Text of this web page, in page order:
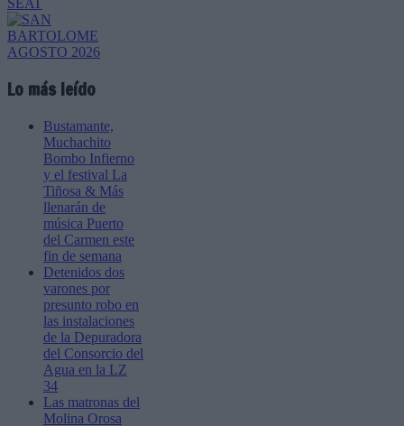
Lo más leído
Bustamante,
Muchachito
Bombo Infierno
y el festival La
Tiñosa & Más
llenarán de
música Puerto
del Carmen este
fin de semana
Detenidos dos
varones por
presunto robo en
las instalaciones
de la Depuradora
del Consorcio del
Agua en la LZ
34
Las matronas del
Molina Orosa